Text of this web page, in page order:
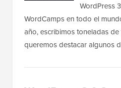
WordPress
WordCamps en todo el
año, escribimos toneladas
queremos destacar algunos